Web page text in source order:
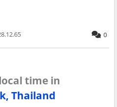
0
time in
Thailand